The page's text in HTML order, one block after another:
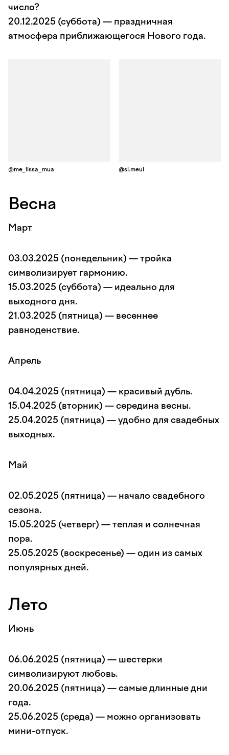
число?
20.12.2025 (суббота) — праздничная
атмосфера приближающегося Нового года.
@me_lissa_mua @si.meul
Весна
Март
03.03.2025 (понедельник) — тройка
символизирует гармонию.
15.03.2025 (суббота) — идеально для
выходного дня.
21.03.2025 (пятница) — весеннее
равноденствие.
Апрель
04.04.2025 (пятница) — красивый дубль.
15.04.2025 (вторник) — середина весны.
25.04.2025 (пятница) — удобно для свадебных
выходных.
Май
02.05.2025 (пятница) — начало свадебного
сезона.
15.05.2025 (четверг) — теплая и солнечная
пора.
25.05.2025 (воскресенье) — один из самых
популярных дней.
Лето
Июнь
06.06.2025 (пятница) — шестерки
символизируют любовь.
20.06.2025 (пятница) — самые длинные дни
года.
25.06.2025 (среда) — можно организовать
мини-отпуск.